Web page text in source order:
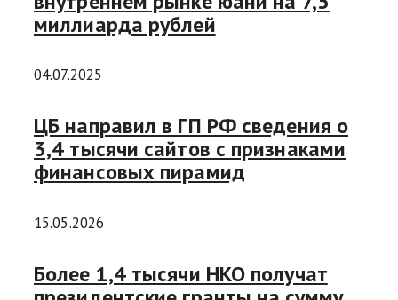
миллиарда рублей
04.07.2025
ЦБ направил в ГП РФ сведения о
3,4 тысячи сайтов с признаками
финансовых пирамид
15.05.2026
Более 1,4 тысячи НКО получат